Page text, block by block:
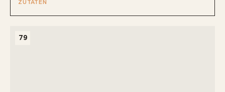
ZUTATEN
79